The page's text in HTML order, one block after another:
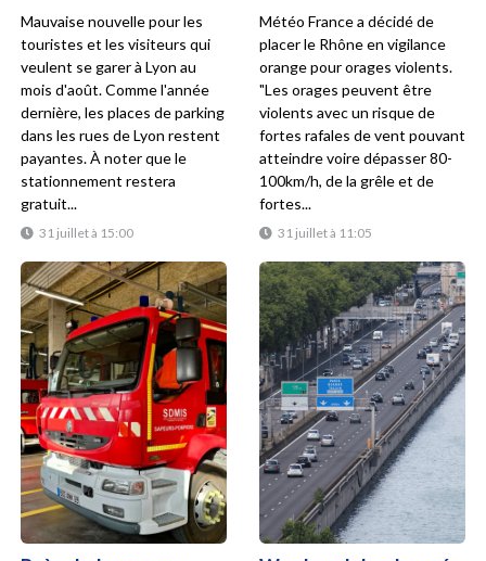
31 juillet à 15:00
Mauvaise nouvelle pour les
touristes et les visiteurs qui
veulent se garer à Lyon au
mois d'août. Comme l'année
dernière, les places de parking
dans les rues de Lyon restent
payantes. À noter que le
stationnement restera
gratuit...
31 juillet à 11:05
Météo France a décidé de
placer le Rhône en vigilance
orange pour orages violents.
"Les orages peuvent être
violents avec un risque de
fortes rafales de vent pouvant
atteindre voire dépasser 80-
100km/h, de la grêle et de
fortes...